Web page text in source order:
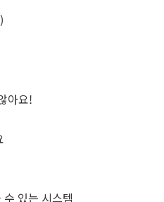
아요!
있는 시스템